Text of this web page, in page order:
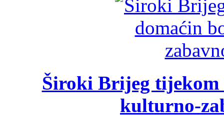
Široki Brijeg tijekom
kulturno-